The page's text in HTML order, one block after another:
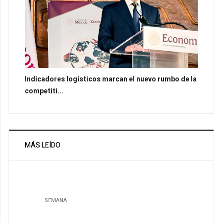
Indicadores logísticos marcan el nuevo rumbo de la
competiti...
MÁS LEÍDO
SEMANA